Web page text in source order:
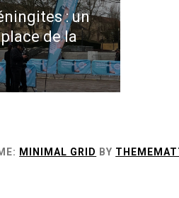
: un
de la
MINIMAL GRID BY